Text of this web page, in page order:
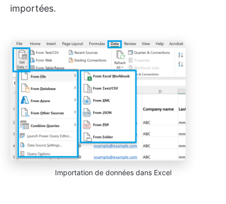
importées.
Importation de données dans Excel